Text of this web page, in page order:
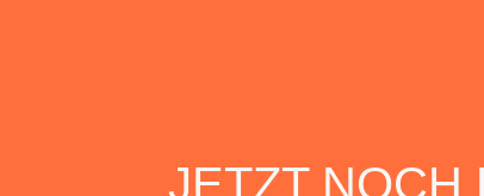
JETZT NOCH